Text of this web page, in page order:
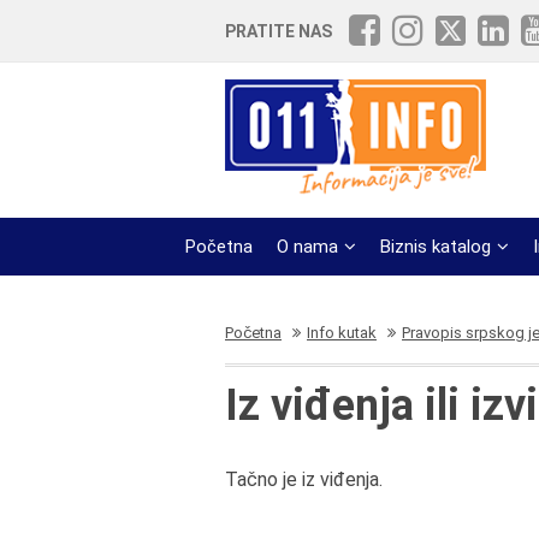
PRATITE NAS
Početna O nama Biznis katalog
Početna Info kutak Pravopis srpskog
Iz viđenja ili
Tačno je iz viđenja.